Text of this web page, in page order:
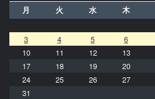
月 火 水 木
3
4 5 6
10
11 12 13
17
18 19 20
24
25 26 27
31